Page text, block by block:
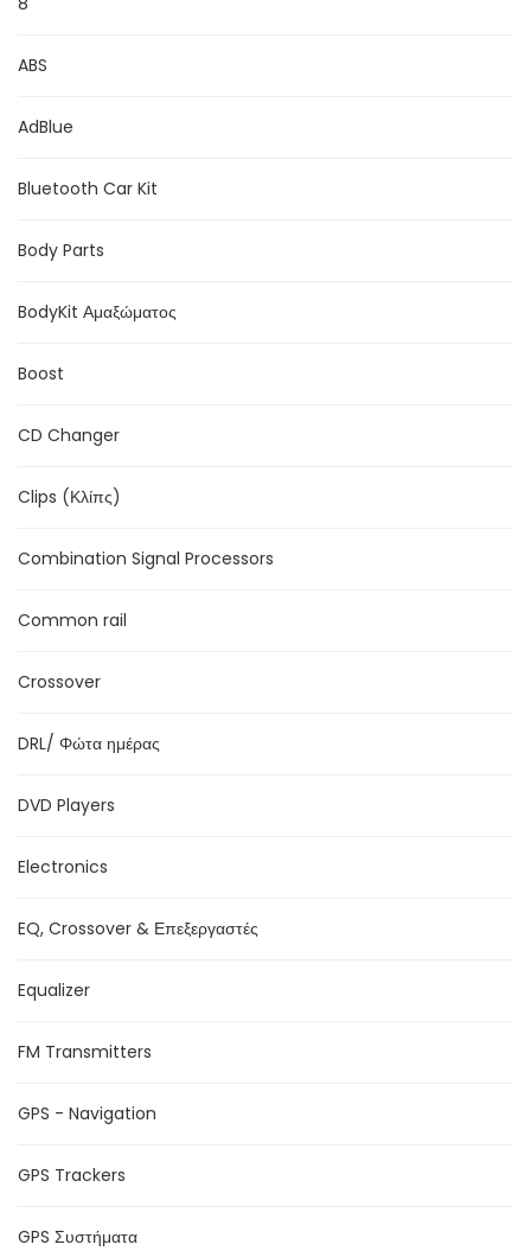
ABS
AdBlue
Bluetooth Car Kit
Body Parts
BodyKit Αμαξώματος
Boost
CD Changer
Clips (Κλίπς)
Combination Signal Processors
Common rail
Crossover
DRL/ Φώτα ημέρας
DVD Players
Electronics
EQ, Crossover & Επεξεργαστές
Equalizer
FM Transmitters
GPS - Navigation
GPS Trackers
GPS Συστήματα